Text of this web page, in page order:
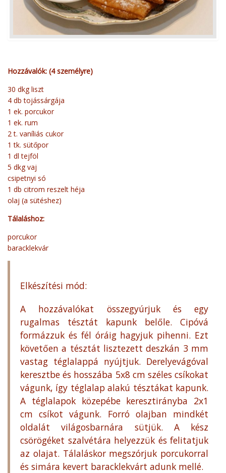
Hozzávalók: (4 személyre)
30 dkg liszt
4 db tojássárgája
1 ek. porcukor
1 ek. rum
2 t. vaníliás cukor
1 tk. sütőpor
1 dl tejföl
5 dkg vaj
csipetnyi só
1 db citrom reszelt héja
olaj (a sütéshez)
Tálaláshoz:
porcukor
baracklekvár
Elkészítési mód:
A hozzávalókat összegyúrjuk és egy
rugalmas tésztát kapunk belőle. Cipóvá
formázzuk és fél óráig hagyjuk pihenni. Ezt
követően a tésztát lisztezett deszkán 3 mm
vastag téglalappá nyújtjuk. Derelyevágóval
keresztbe és hosszába 5x8 cm széles csíkokat
vágunk, így téglalap alakú tésztákat kapunk.
A téglalapok közepébe keresztirányba 2x1
cm csíkot vágunk. Forró olajban mindkét
oldalát világosbarnára sütjük. A kész
csörögéket szalvétára helyezzük és felitatjuk
az olajat. Tálaláskor megszórjuk porcukorral
és simára kevert baracklekvárt adunk mellé.